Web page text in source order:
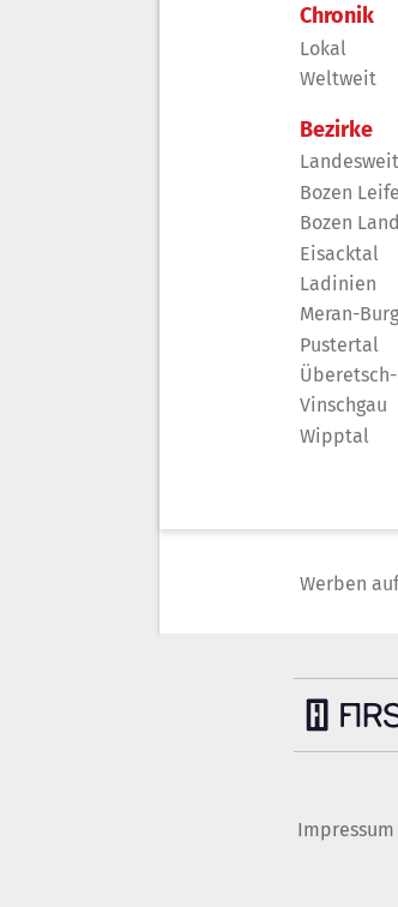
Chronik
Lokal
Weltweit
Bezirke
Landesweit
Bozen
Bozen Land
Eisacktal
Ladinien
Meran-
Pustertal
Vinschgau
Wipptal
Werben auf
Impressum